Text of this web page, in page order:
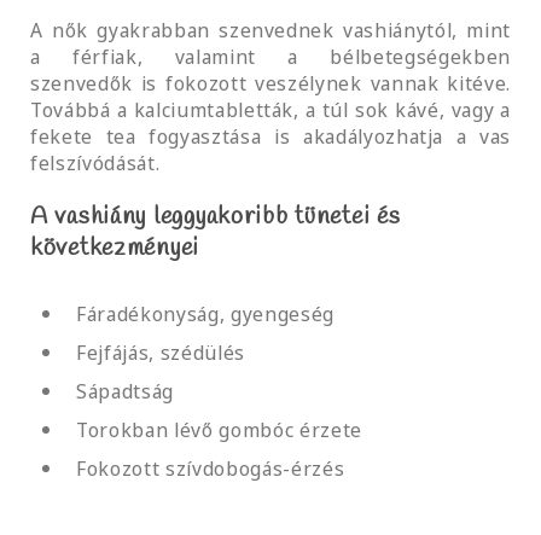
A nők gyakrabban szenvednek vashiánytól, mint
a férfiak, valamint a bélbetegségekben
szenvedők is fokozott veszélynek vannak kitéve.
Továbbá a kalciumtabletták, a túl sok kávé, vagy a
fekete tea fogyasztása is akadályozhatja a vas
felszívódását.
A vashiány leggyakoribb tünetei és
következményei
Fáradékonyság, gyengeség
Fejfájás, szédülés
Sápadtság
Torokban lévő gombóc érzete
Fokozott szívdobogás-érzés